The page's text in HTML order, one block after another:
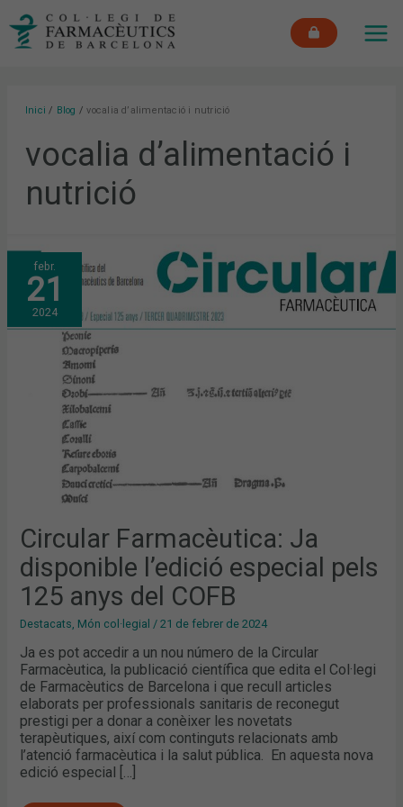
Inici Blog vocalia d’alimentació i nutrició
vocalia d’alimentació i
nutrició
febr.
21
2024
Circular Farmacèutica: Ja
disponible l’edició especial pels
125 anys del COFB
Destacats, Món col·legial /21 de febrer de 2024
Ja es pot accedir a un nou número de la Circular
Farmacèutica, la publicació científica que edita el Col·legi
de Farmacèutics de Barcelona i que recull articles
elaborats per professionals sanitaris de reconegut
prestigi per a donar a conèixer les novetats
terapèutiques, així com continguts relacionats amb
l’atenció farmacèutica i la salut pública. En aquesta nova
edició especial […]
CIRCULAR
FARMACÈUTICA:
JA
DISPONIBLE
L’EDICIÓ
ESPECIAL
PELS
ANYS
COFB